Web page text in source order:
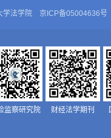
学法学院 京ICP备05004636号
监察研究院 财经法学期刊